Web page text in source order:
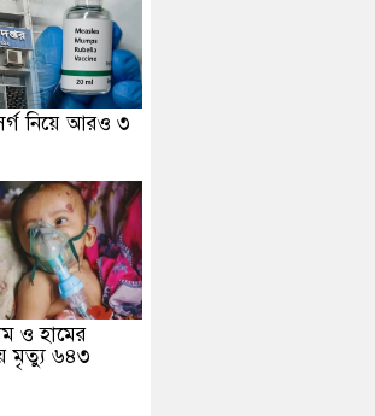
নিয়ে আরও ৩
ও হামের
মৃত্যু ৬৪৩